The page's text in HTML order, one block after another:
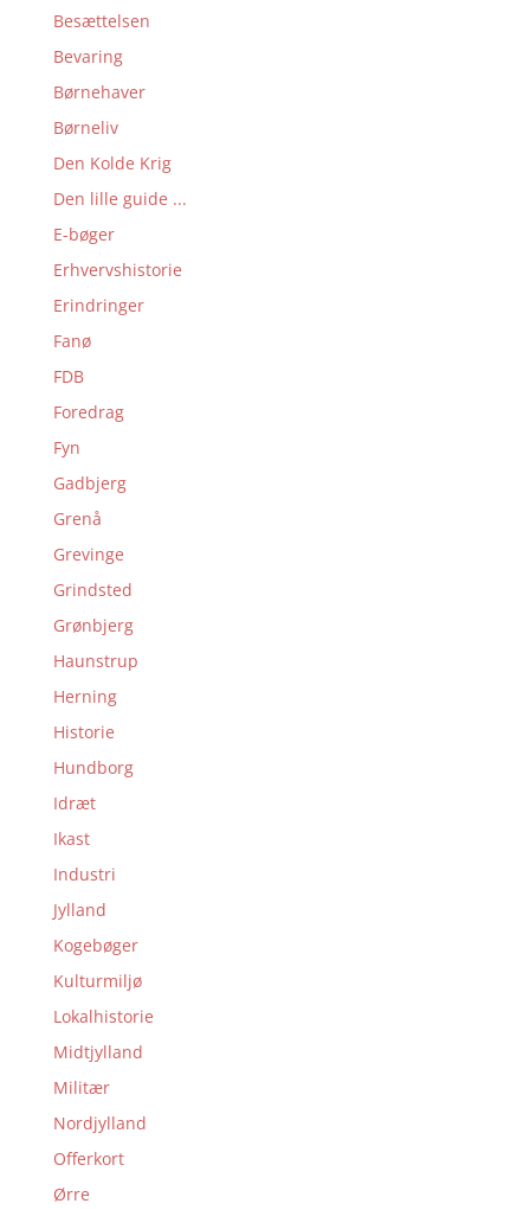
Besættelsen
Bevaring
Børnehaver
Børneliv
Den Kolde Krig
Den lille guide ...
E-bøger
Erhvervshistorie
Erindringer
Fanø
FDB
Foredrag
Fyn
Gadbjerg
Grenå
Grevinge
Grindsted
Grønbjerg
Haunstrup
Herning
Historie
Hundborg
Idræt
Ikast
Industri
Jylland
Kogebøger
Kulturmiljø
Lokalhistorie
Midtjylland
Militær
Nordjylland
Offerkort
Ørre